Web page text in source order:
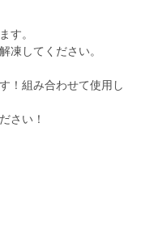
す。
凍してください。
！組み合わせて使用し
さい！